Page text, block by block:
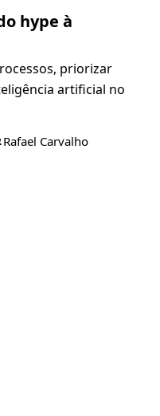
hype à
priorizar
artificial no
Rafael Carvalho